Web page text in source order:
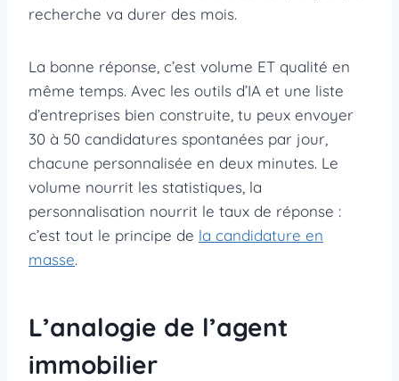
recherche va durer des mois.
La bonne réponse, c’est volume ET qualité en
même temps. Avec les outils d’IA et une liste
d’entreprises bien construite, tu peux envoyer
30 à 50 candidatures spontanées par jour,
chacune personnalisée en deux minutes. Le
volume nourrit les statistiques, la
personnalisation nourrit le taux de réponse :
c’est tout le principe de la candidature en
masse.
L’analogie de l’agent
immobilier